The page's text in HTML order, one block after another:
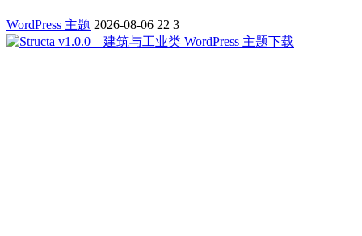
WordPress 主题 2026-08-06 22 3